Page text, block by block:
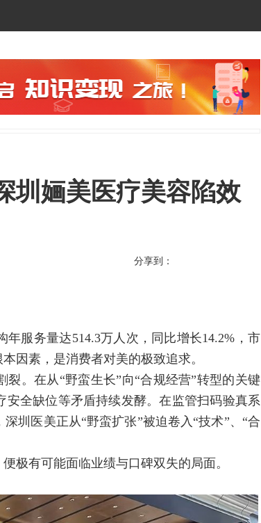
圳婳美医疗美容陷效
分享到：
服务量达514.3万人次，同比增长14.2%，市
因素，是消费者对美的极致追求。
。在从“野蛮生长”向“合规经营”转型的关键
全缺位等矛盾持续发酵。在监管扫码验真系
圳医美正从“野蛮扩张”被迫卷入“技术”、“合
有可能面临业绩与口碑双失的局面。